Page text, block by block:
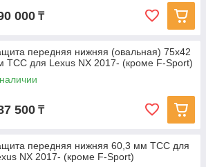
000 ₸
передняя нижняя (овальная) 75х42
ТСС для Lexus NX 2017- (кроме F-Sport)
500 ₸
передняя нижняя 60,3 мм ТСС для
NX 2017- (кроме F-Sport)